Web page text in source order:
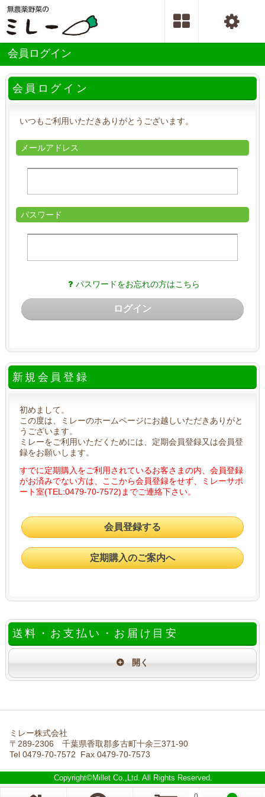
会員ログイン
会員ログイン
いつもご利用いただきありがとうございます。
メールアドレス
パスワード
パスワードをお忘れの方はこちら
ログイン
新規会員登録
初めまして。
この度は、ミレーのホームページにお越しいただきありがと
うございます。
ミレーをご利用いただくためには、定期会員登録又は会員登
録をお願いします。
すでに定期購入をご利用されているお客さまの内、会員登録
がお済みでない方は、ここから会員登録をせず、ミレーサポ
ート室(TEL:0479-70-7572)までご連絡下さい。
会員登録する
定期購入のご案内へ
送料・お支払い・お届け目安
ミレー株式会社
〒289-2306 千葉県香取郡多古町十余三371-90
Tel 0479-70-7572 Fax 0479-70-7573
Copyright©Millet Co.,Ltd. All Rights Reserved.